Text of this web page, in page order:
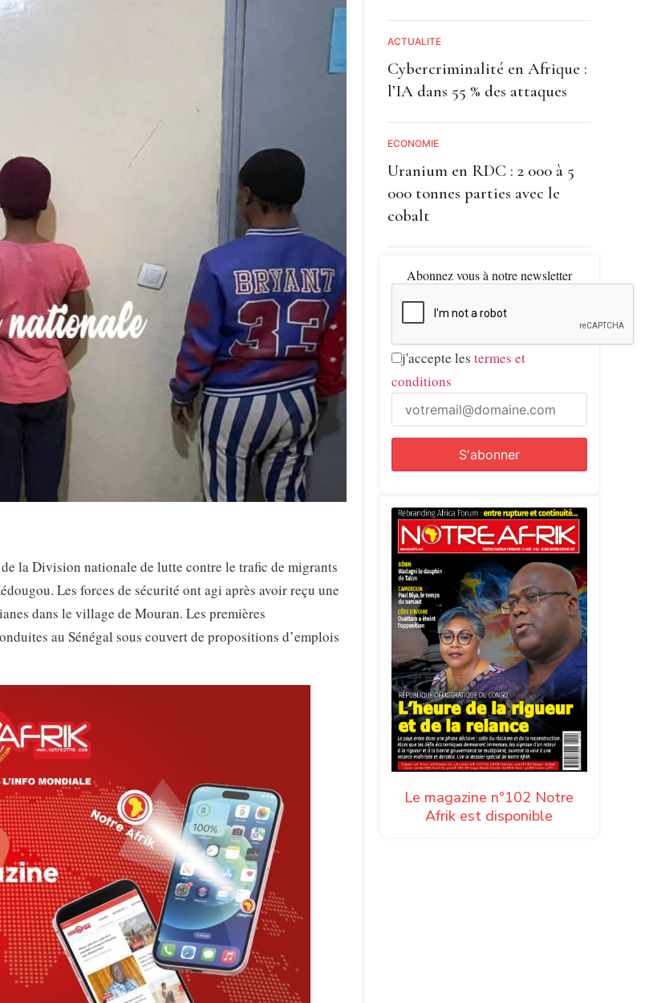
la Division nationale de lutte contre le trafic de migrants
Les forces de sécurité ont agi après avoir reçu une
dans le village de Mouran. Les premières
au Sénégal sous couvert de propositions d’emplois
ACTUALITE
Cybercriminalité en Afrique :
l’IA dans 55 % des attaques
ECONOMIE
Uranium en RDC : 2 000 à 5
000 tonnes parties avec le
cobalt
Abonnez vous à notre newsletter
j'accepte les termes et
conditions
Le magazine n°102 Notre
Afrik est disponible